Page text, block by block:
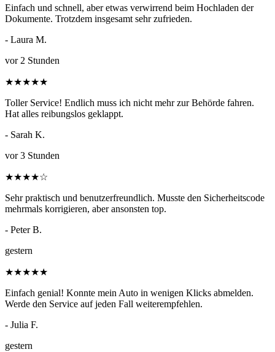
Einfach und schnell, aber etwas verwirrend beim Hochladen der
Dokumente. Trotzdem insgesamt sehr zufrieden.
- Laura M.
vor 2 Stunden
★★★★★
Toller Service! Endlich muss ich nicht mehr zur Behörde fahren.
Hat alles reibungslos geklappt.
- Sarah K.
vor 3 Stunden
★★★★☆
Sehr praktisch und benutzerfreundlich. Musste den Sicherheitscode
mehrmals korrigieren, aber ansonsten top.
- Peter B.
gestern
★★★★★
Einfach genial! Konnte mein Auto in wenigen Klicks abmelden.
Werde den Service auf jeden Fall weiterempfehlen.
- Julia F.
gestern